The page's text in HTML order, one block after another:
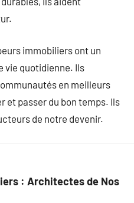
immobiliers ont un
vie quotidienne. Ils
en meilleurs
et passer du bon temps. Ils
de notre devenir.
: Architectes de Nos